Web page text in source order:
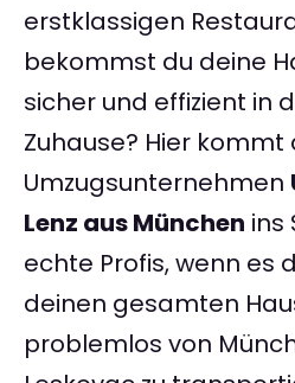
erstklassigen
bekommst du deine
sicher und effizient in
Zuhause? Hier kommt
Umzugsunternehmen
Lenz aus München ins
echte Profis, wenn es
deinen gesamten
problemlos von